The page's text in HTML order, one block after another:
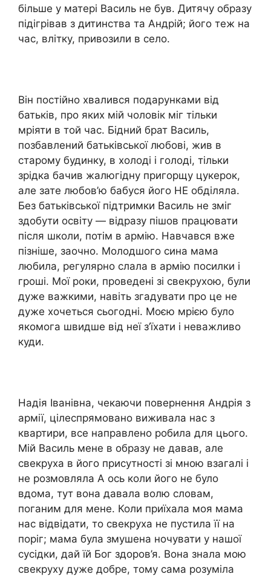
більше у матері Василь не був. Дитячу образу
підігрівав з дитинства та Андрій; його теж на
час, влітку, привозили в село.
Він постійно хвалився подарунками від
батьків, про яких мій чоловік міг тільки
мріяти в той час. Бідний брат Василь,
позбавлений батьківської любові, жив в
старому будинку, в холоді і голоді, тільки
зрідка бачив жалюгідну пригорщу цукерок,
але зате любов’ю бабуся його НЕ обділяла.
Без батьківської підтримки Василь не зміг
здобути освіту — відразу пішов працювати
після школи, потім в армію. Навчався вже
пізніше, заочно. Молодшого сина мама
любила, регулярно слала в армію посилки і
гроші. Мої роки, проведені зі свекрухою, були
дуже важкими, навіть згадувати про це не
дуже хочеться сьогодні. Моєю мрією було
якомога швидше від неї з’їхати і неважливо
куди.
Надія Іванівна, чекаючи повернення Андрія з
армії, цілеспрямовано виживала нас з
квартири, все направлено робила для цього.
Мій Василь мене в образу не давав, але
свекруха в його присутності зі мною взагалі і
не розмовляла А ось коли його не було
вдома, тут вона давала волю словам,
поганим для мене. Коли приїхала моя мама
нас відвідати, то свекруха не пустила її на
поріг; мама була змушена ночувати у нашої
сусідки, дай їй Бог здоров’я. Вона знала мою
свекруху дуже добре, тому сама розуміла